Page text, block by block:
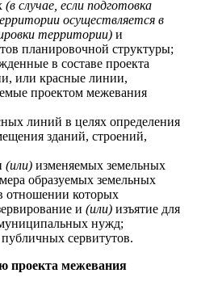
(в случае, если подготовка
осуществляется в
территории) и
планировочной структуры;
в составе проекта
или красные линии,
проектом межевания
линий в целях определения
зданий, строений,
(или) изменяемых земельных
образуемых земельных
отношении которых
и (или) изъятие для
нужд;
сервитутов.
проекта межевания